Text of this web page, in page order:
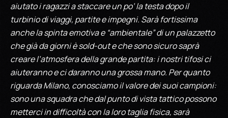
aiutato i ragazzi a staccare un po’ la testa dopo il
turbinio di viaggi, partite e impegni. Sarà fortissima
anche la spinta emotiva e “ambientale” di un palazzetto
che già da giorni è sold-out e che sono sicuro saprà
creare l’atmosfera della grande partita: i nostri tifosi ci
aiuteranno e ci daranno una grossa mano. Per quanto
riguarda Milano, conosciamo il valore dei suoi campioni:
sono una squadra che dal punto di vista tattico possono
metterci in difficoltà con la loro taglia fisica, sarà